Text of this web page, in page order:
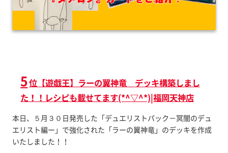
5位【遊戯王】ラーの翼神竜 デッキ構築しまし
た！！レシピも載せてます(*^▽^*)|福岡天神店
本日、５月３０日発売した「デュエリストパック－冥闇のデュ
エリスト編ー」で強化された「ラーの翼神竜」のデッキを作成
いたしました！！